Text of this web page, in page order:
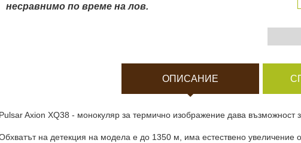
Спортни и смарт часовници
Видеорегистратори
За подаръци
несравнимо по време на лов.
ОПИСАНИЕ
Axion XQ38 - монокуляр за термично изображение дава възможност
на детекция на модела е до 1350 м, има естествено